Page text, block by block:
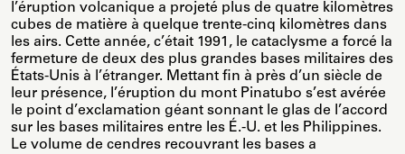
l’éruption volcanique a projeté plus de quatre kilomètres
cubes de matière à quelque trente-cinq kilomètres dans
les airs. Cette année, c’était 1991, le cataclysme a forcé la
fermeture de deux des plus grandes bases militaires des
États-Unis à l’étranger. Mettant fin à près d’un siècle de
leur présence, l’éruption du mont Pinatubo s’est avérée
le point d’exclamation géant sonnant le glas de l’accord
sur les bases militaires entre les É.-U. et les Philippines.
Le volume de cendres recouvrant les bases a